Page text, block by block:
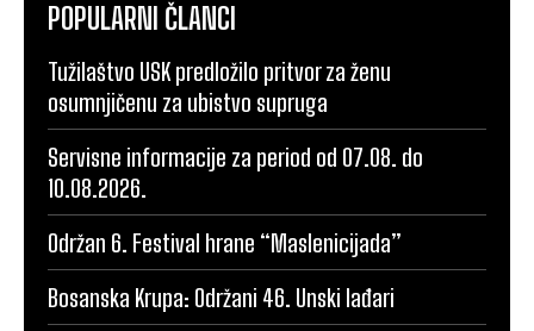
POPULARNI ČLANCI
Tužilaštvo USK predložilo pritvor za ženu
osumnjičenu za ubistvo supruga
Servisne informacije za period od 07.08. do
10.08.2026.
Održan 6. Festival hrane “Maslenicijada”
Bosanska Krupa: Održani 46. Unski lađari